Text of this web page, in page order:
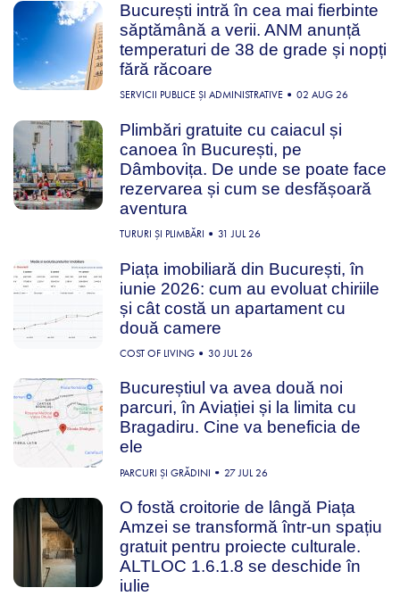
București intră în cea mai fierbinte
săptămână a verii. ANM anunță
temperaturi de 38 de grade și nopți
fără răcoare
SERVICII PUBLICE ȘI ADMINISTRATIVE 02 AUG 26
Plimbări gratuite cu caiacul și
canoea în București, pe
Dâmbovița. De unde se poate face
rezervarea și cum se desfășoară
aventura
TURURI ȘI PLIMBĂRI 31 JUL 26
Piața imobiliară din București, în
iunie 2026: cum au evoluat chiriile
și cât costă un apartament cu
două camere
COST OF LIVING 30 JUL 26
Bucureștiul va avea două noi
parcuri, în Aviației și la limita cu
Bragadiru. Cine va beneficia de
ele
PARCURI ȘI GRĂDINI 27 JUL 26
O fostă croitorie de lângă Piața
Amzei se transformă într-un spațiu
gratuit pentru proiecte culturale.
ALTLOC 1.6.1.8 se deschide în
iulie